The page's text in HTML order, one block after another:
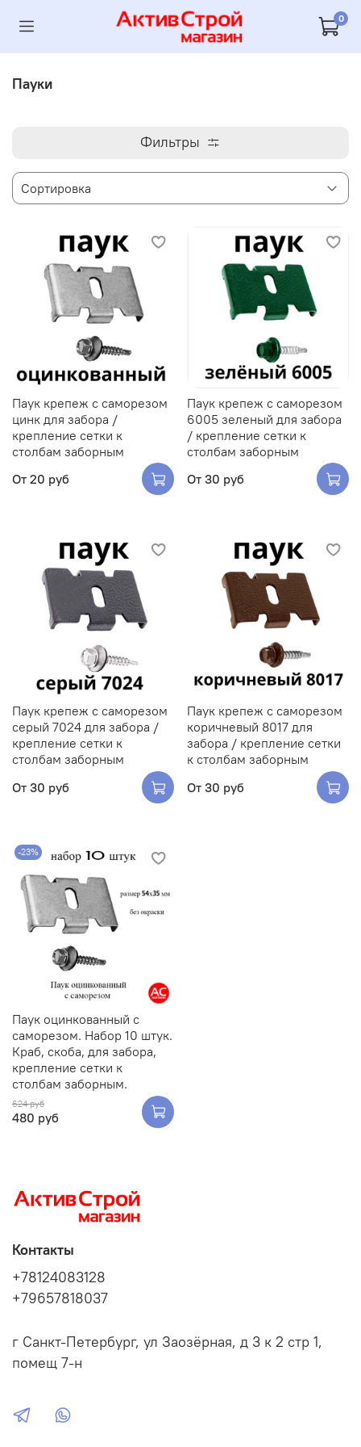
0
Пауки
Фильтры
Паук крепеж с саморезом
цинк для забора /
крепление сетки к
столбам заборным
От 20 руб
Паук крепеж с саморезом
6005 зеленый для забора
/ крепление сетки к
столбам заборным
От 30 руб
Паук крепеж с саморезом
серый 7024 для забора /
крепление сетки к
столбам заборным
От 30 руб
Паук крепеж с саморезом
коричневый 8017 для
забора / крепление сетки
к столбам заборным
От 30 руб
-23%
Паук оцинкованный с
саморезом. Набор 10 штук.
Краб, скоба, для забора,
крепление сетки к
столбам заборным.
624 руб
480 руб
Контакты
+78124083128
+79657818037
г Санкт-Петербург, ул Заозёрная, д 3 к 2 стр 1,
помещ 7-н